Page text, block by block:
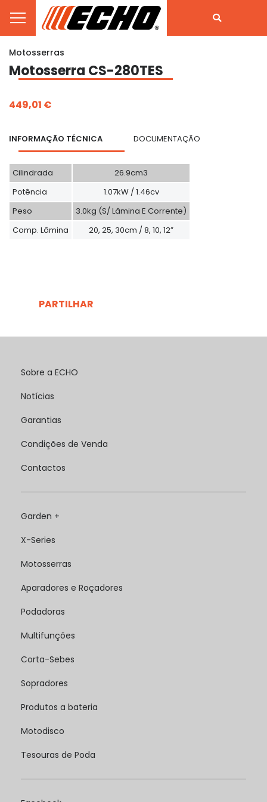
PARTILHAR
Motosserras
Motosserra CS-280TES
449,01 €
INFORMAÇÃO TÉCNICA DOCUMENTAÇÃO
Cilindrada
26.9cm3
Potência
1.07kW / 1.46cv
Peso
3.0kg (S/ Lâmina E Corrente)
Comp. Lâmina
20, 25, 30cm / 8, 10, 12”
Sobre a ECHO
Notícias
Garantias
Condições de Venda
Contactos
Garden +
X-Series
Motosserras
Aparadores e Roçadores
Podadoras
Multifunções
Corta-Sebes
Sopradores
Produtos a bateria
Motodisco
Tesouras de Poda